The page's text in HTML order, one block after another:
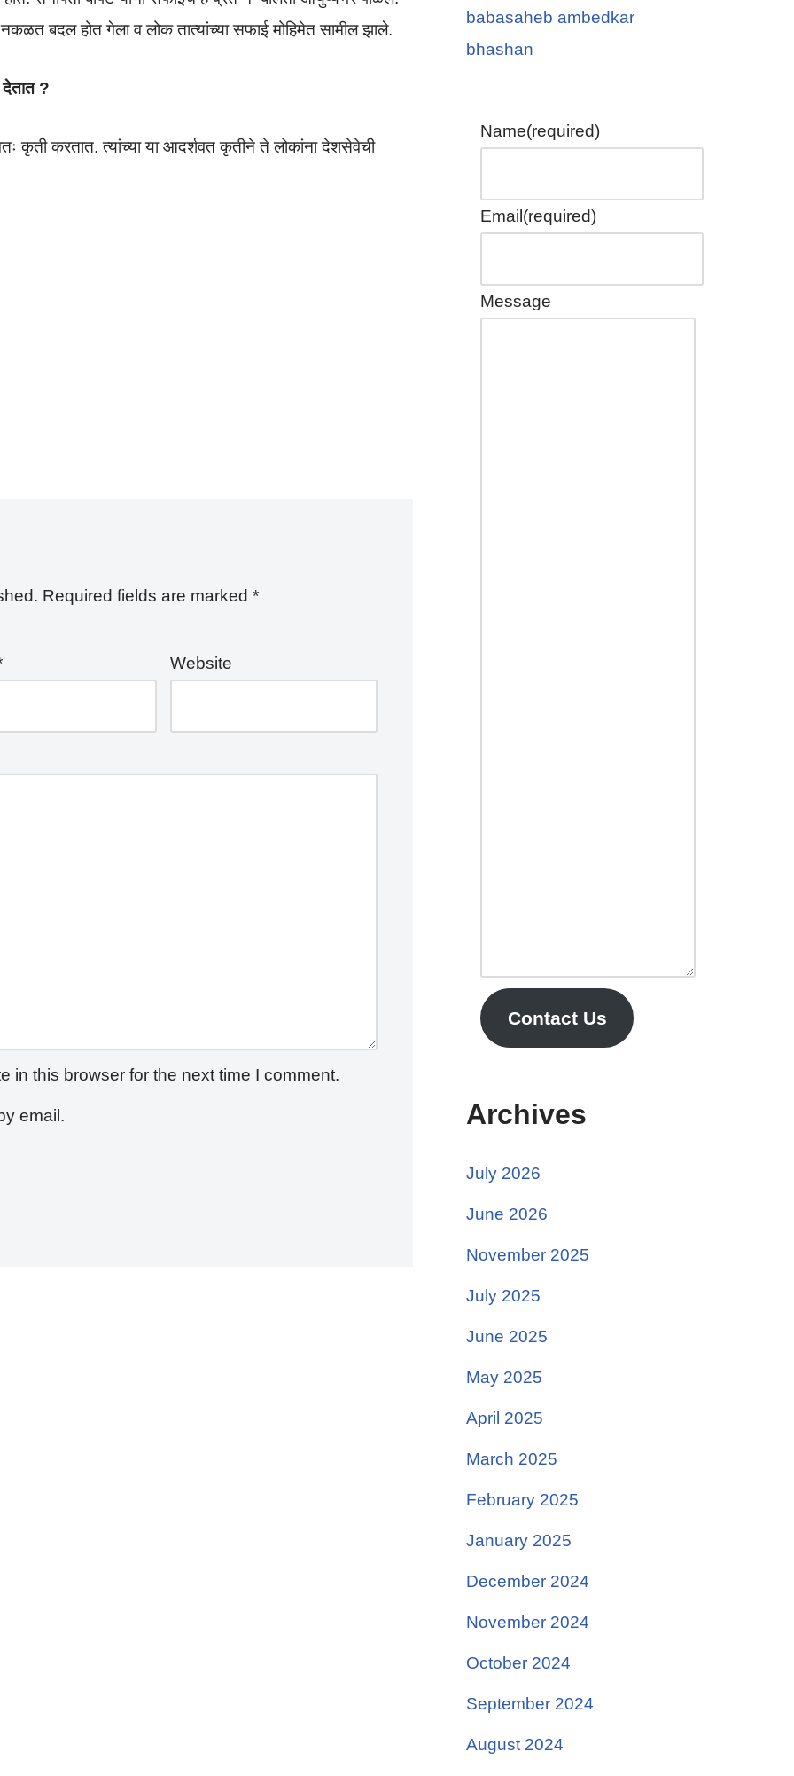
बदल होत गेला व लोक तात्यांच्या सफाई मोहिमेत सामील झाले.
?
कृती करतात. त्यांच्या या आदर्शवत कृतीने ते लोकांना देशसेवेची
Required fields are marked *
Website
in this browser for the next time I comment.
email.
babasaheb ambedkar
bhashan
Name(required)
Email (required)
Message
Contact Us
Archives
July 2026
June 2026
November 2025
July 2025
June 2025
May 2025
April 2025
March 2025
February 2025
January 2025
December 2024
November 2024
October 2024
September 2024
August 2024